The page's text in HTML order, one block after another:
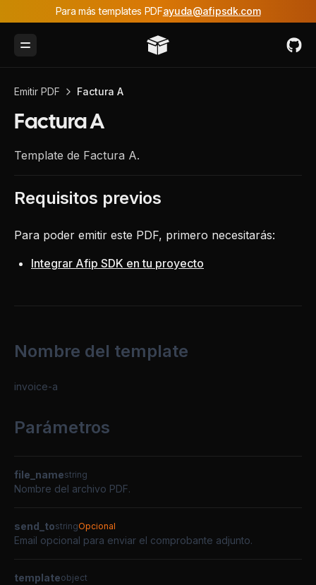
Para más templates PDFayuda@afipsdk.com
Toggle Menu
Emitir PDF Factura A
Factura A
Template de Factura A.
Requisitos previos
Para poder emitir este PDF, primero necesitarás:
Integrar Afip SDK en tu proyecto
Nombre del template
invoice-a
Parámetros
file_namestring
Nombre del archivo PDF.
send_tostringOpcional
Email opcional para enviar el comprobante adjunto.
templateobject